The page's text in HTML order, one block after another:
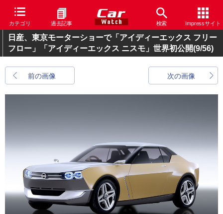
カテゴリ 過去記事 検索 Impressサイト
日産、東京モーターショーで「アイディーエックス フリー
フロー」「アイディーエックス ニスモ」世界初公開(9/56)
前の画像 次の画像